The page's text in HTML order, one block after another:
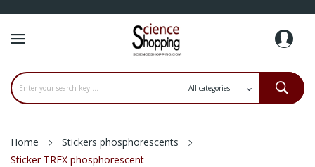
Home
Stickers phosphorescents
Sticker TREX phosphorescent